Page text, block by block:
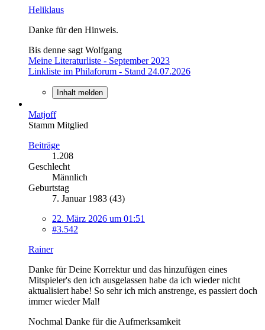
Heliklaus
Danke für den Hinweis.
Bis denne sagt Wolfgang
Meine Literaturliste - September 2023
Linkliste im Philaforum - Stand 24.07.2026
Inhalt melden
Matjoff
Stamm Mitglied
Beiträge
1.208
Geschlecht
Männlich
Geburtstag
7. Januar 1983 (43)
22. März 2026 um 01:51
#3.542
Rainer
Danke für Deine Korrektur und das hinzufügen eines
Mitspieler's den ich ausgelassen habe da ich wieder nicht
aktualisiert habe! So sehr ich mich anstrenge, es passiert doch
immer wieder Mal!
Nochmal Danke für die Aufmerksamkeit